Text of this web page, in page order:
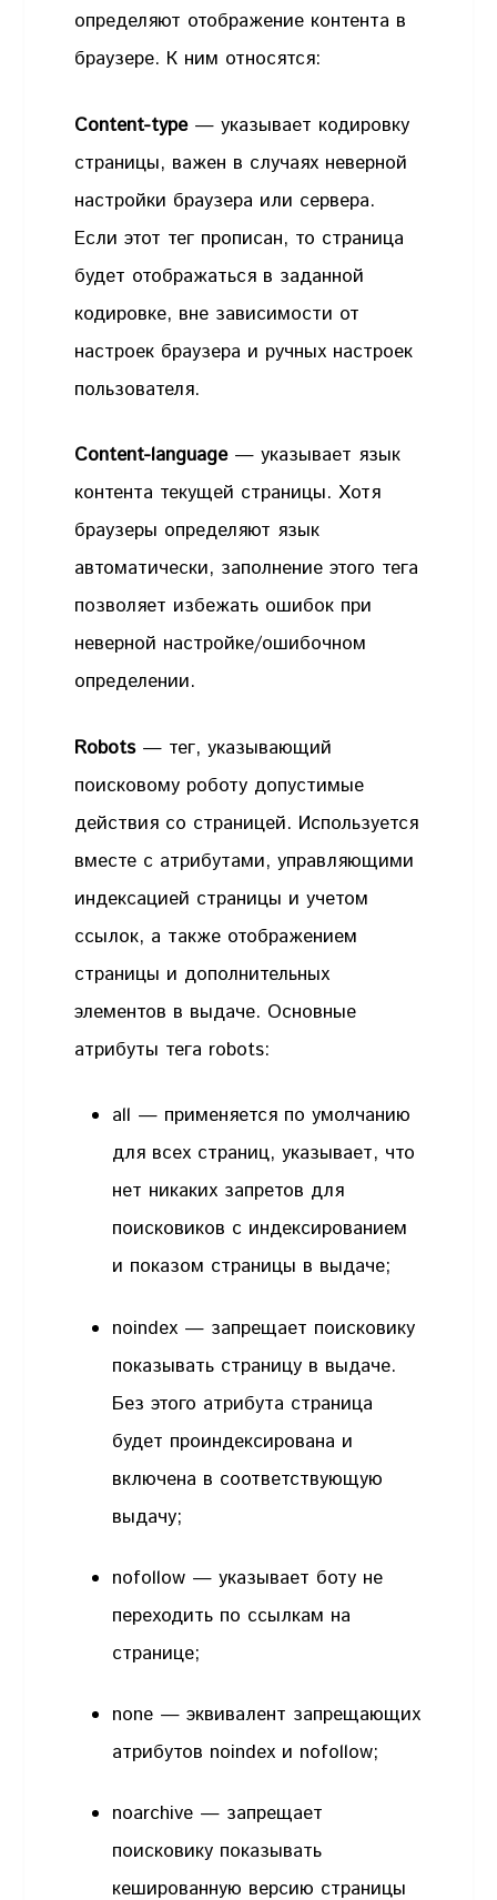
определяют отображение контента в
браузере. К ним относятся:
Content-type— указывает кодировку
страницы, важен в случаях неверной
настройки браузера или сервера.
Если этот тег прописан, то страница
будет отображаться в заданной
кодировке, вне зависимости от
настроек браузера и ручных настроек
пользователя.
Content-language — указывает язык
контента текущей страницы. Хотя
браузеры определяют язык
автоматически, заполнение этого тега
позволяет избежать ошибок при
неверной настройке/ошибочном
определении.
Robots— тег, указывающий
поисковому роботу допустимые
действия со страницей. Используется
вместе с атрибутами, управляющими
индексацией страницы и учетом
ссылок, а также отображением
страницы и дополнительных
элементов в выдаче. Основные
атрибуты тега robots:
all — применяется по умолчанию
для всех страниц, указывает, что
нет никаких запретов для
поисковиков с индексированием
и показом страницы в выдаче;
noindex — запрещает поисковику
показывать страницу в выдаче.
Без этого атрибута страница
будет проиндексирована и
включена в соответствующую
выдачу;
nofollow — указывает боту не
переходить по ссылкам на
странице;
none — эквивалент запрещающих
атрибутов noindex и nofollow;
noarchive — запрещает
поисковику показывать
кешированную версию страницы